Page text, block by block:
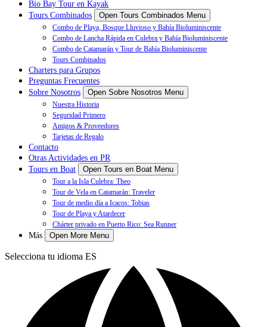
Bio Bay Tour en Kayak
Tours Combinados
Open Tours Combinados Menu
Combo de Playa, Bosque Lluvioso y Bahía Bioluminiscente
Combo de Lancha Rápida en Culebra y Bahía Bioluminiscente
Combo de Catamarán y Tour de Bahía Bioluminiscente
Tours Combinados
Charters para Grupos
Preguntas Frecuentes
Sobre Nosotros
Open Sobre Nosotros Menu
Nuestra Historia
Seguridad Primero
Amigos & Proveedores
Tarjetas de Regalo
Contacto
Otras Actividades en PR
Tours en Boat
Open Tours en Boat Menu
Tour a la Isla Culebra: Theo
Tour de Vela en Catamarán: Traveler
Tour de medio día a Icacos: Tobias
Tour de Playa y Atardecer
Chárter privado en Puerto Rico: Sea Runner
Más Open More Menu
Selecciona tu idioma ES